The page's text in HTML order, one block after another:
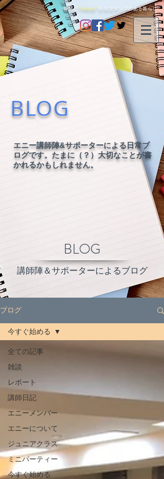
毎日に"happy" を-社交ダンスのある暮らし-
BLOG
エニー講師陣&サポーターによる日常ブ
ログです。たまに（？）大切なことが書
かれるかもしれません。
講師陣＆サポーターによるブログ
BLOG
ブログ
全ての記事
雑談
レポート
講師日記
エニーメンバー
エニーについて
ジュニアクラス
ミニパーティー
今すぐ始める
今すぐ始める